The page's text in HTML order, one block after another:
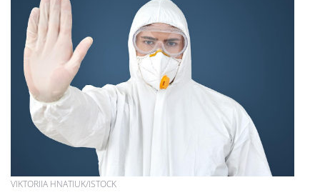
VIKTORIIA HNATIUK/ISTOCK